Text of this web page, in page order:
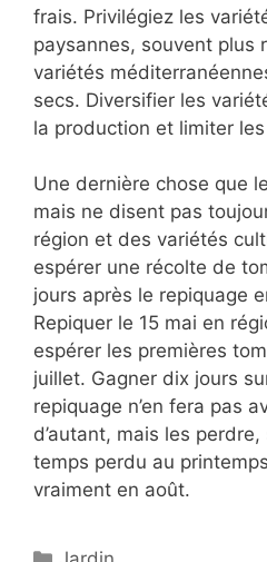
frais. Privilégiez les
paysannes, souvent plus
variétés
secs. Diversifier les
la production et limiter
Une dernière chose que
mais ne disent pas
région et des variétés
espérer une récolte de
jours après le repiquage
Repiquer le 15 mai en
espérer les premières
juillet. Gagner dix jours
repiquage n’en fera pas
d’autant, mais les
temps perdu au
vraiment en août.
Catégories